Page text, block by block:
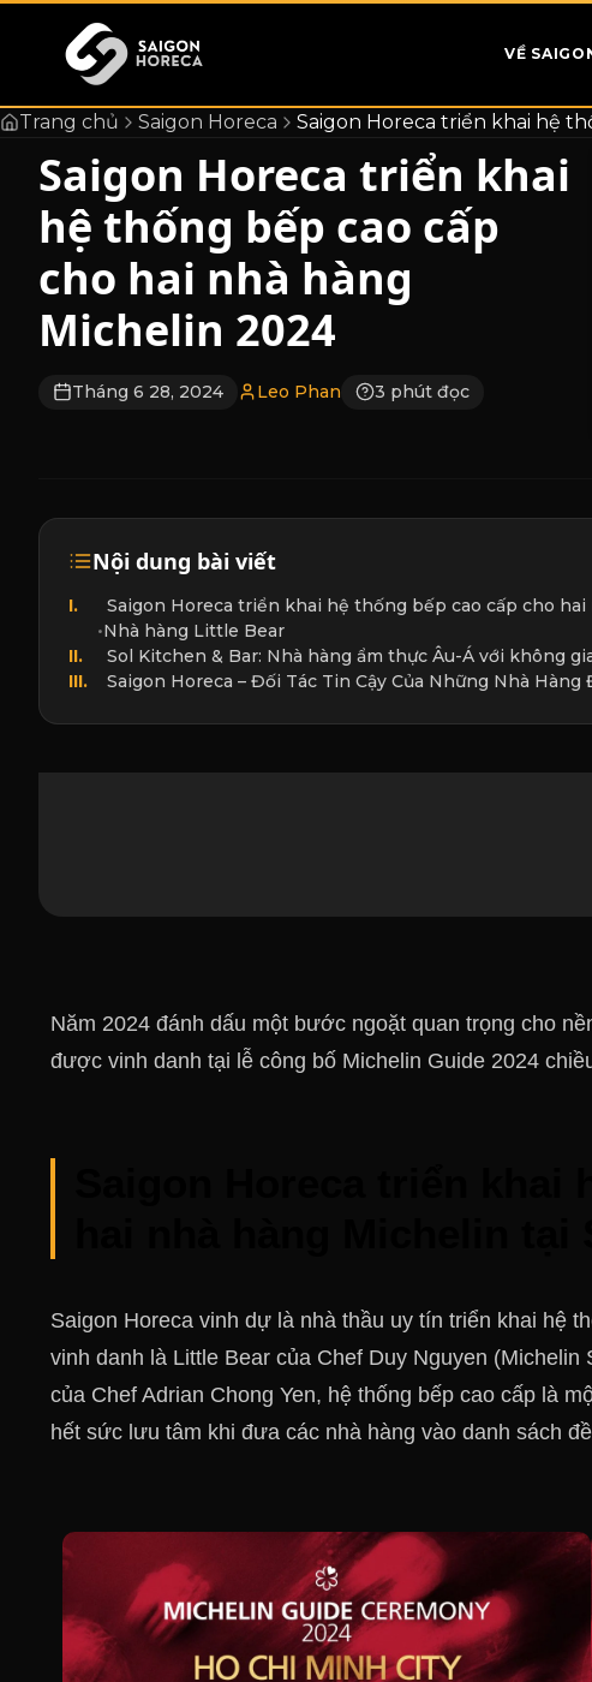
chính
VỀ
Trang chủ Saigon Horeca Saigon Horeca triển khai hệ
Saigon Horeca triển khai
hệ thống bếp cao cấp
cho hai nhà hàng
Michelin 2024
Tháng 6 28, 2024 Leo Phan 3 phút đọc
Nội dung bài viết
I.
Saigon Horeca triển khai hệ thống bếp cao cấp cho
•Nhà hàng Little Bear
II.
Sol Kitchen & Bar: Nhà hàng ẩm thực Âu-Á với không
III.
Saigon Horeca – Đối Tác Tin Cậy Của Những Nhà Hàng
Năm 2024 đánh dấu một bước ngoặt quan trọng cho
được vinh danh tại lễ công bố Michelin Guide 2024
Saigon Horeca vinh dự là nhà thầu uy tín triển khai hệ
vinh danh là Little Bear của Chef Duy Nguyen
của Chef Adrian Chong Yen, hệ thống bếp cao cấp là
hết sức lưu tâm khi đưa các nhà hàng vào danh sách